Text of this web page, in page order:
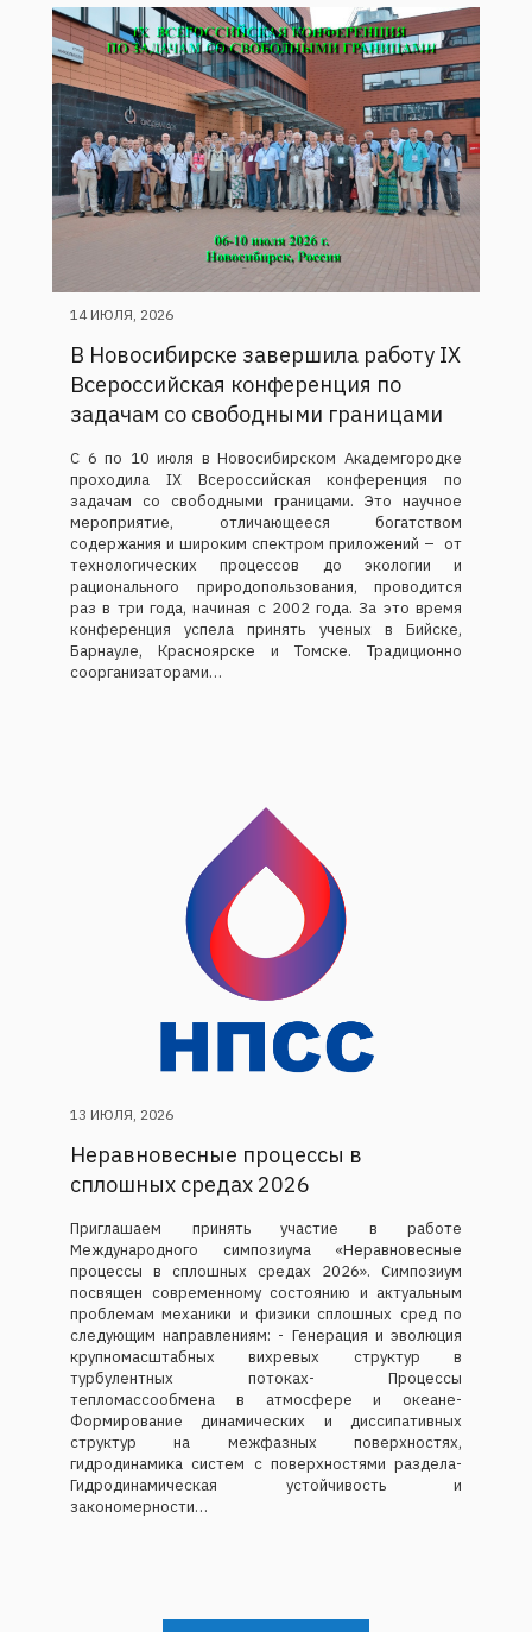
14 ИЮЛЯ, 2026
В Новосибирске завершила работу IX
Всероссийская конференция по
задачам со свободными границами
С 6 по 10 июля в Новосибирском Академгородке
проходила IX Всероссийская конференция по
задачам со свободными границами. Это научное
мероприятие, отличающееся богатством
содержания и широким спектром приложений – от
технологических процессов до экологии и
рационального природопользования, проводится
раз в три года, начиная с 2002 года. За это время
конференция успела принять ученых в Бийске,
Барнауле, Красноярске и Томске. Традиционно
соорганизаторами…
13 ИЮЛЯ, 2026
Неравновесные процессы в
сплошных средах 2026
Приглашаем принять участие в работе
Международного симпозиума «Неравновесные
процессы в сплошных средах 2026». Симпозиум
посвящен современному состоянию и актуальным
проблемам механики и физики сплошных сред по
следующим направлениям: - Генерация и эволюция
крупномасштабных вихревых структур в
турбулентных потоках- Процессы
тепломассообмена в атмосфере и океане-
Формирование динамических и диссипативных
структур на межфазных поверхностях,
гидродинамика систем с поверхностями раздела-
Гидродинамическая устойчивость и
закономерности…